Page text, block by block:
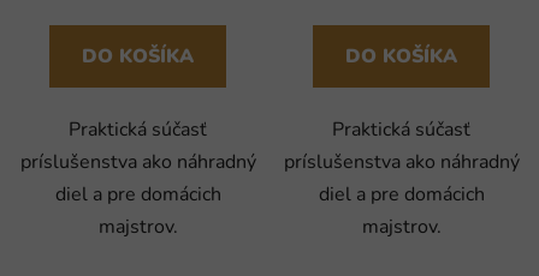
DO KOŠÍKA
Praktická súčasť
príslušenstva ako náhradný
diel a pre domácich
majstrov.
DO KOŠÍKA
Praktická súčasť
príslušenstva ako náhradný
diel a pre domácich
majstrov.